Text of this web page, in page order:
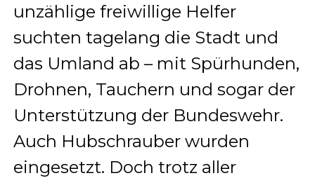
unzählige freiwillige Helfer
suchten tagelang die Stadt und
das Umland ab – mit Spürhunden,
Drohnen, Tauchern und sogar der
Unterstützung der Bundeswehr.
Auch Hubschrauber wurden
eingesetzt. Doch trotz aller